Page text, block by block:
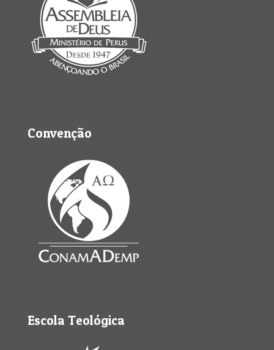
Convenção
Escola Teológica